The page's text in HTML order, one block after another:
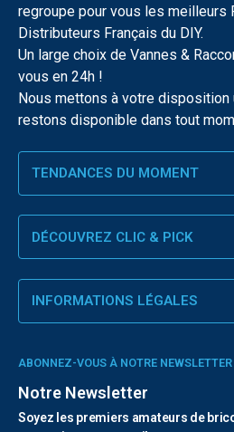
regroupe pour vous les meilleurs
Distributeurs Français du DIY.
Un large choix de Vannes &
vous en 24h !
Nous mettons à votre
restons disponible dans tout
TENDANCES DU MOMENT
DÉCOUVREZ CLIC & PICK
INFORMATIONS LÉGALES
ABONNEZ-VOUS À NOTRE NEWSLETTER
Notre Newsletter
Soyez les premiers amateurs de